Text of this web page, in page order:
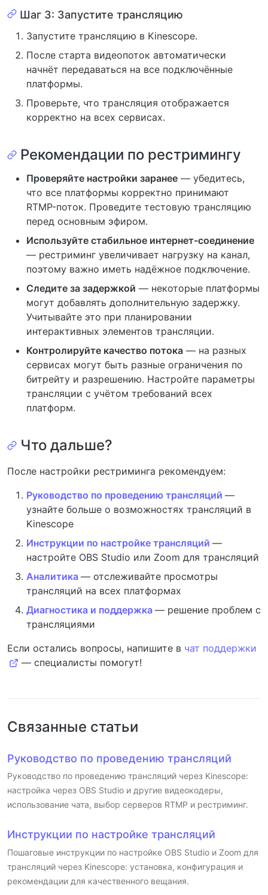
Шаг 3: Запустите трансляцию
Запустите трансляцию в Kinescope.
После старта видеопоток автоматически
начнёт передаваться на все подключённые
платформы.
Проверьте, что трансляция отображается
корректно на всех сервисах.
Рекомендации по рестримингу
Проверяйте настройки заранее — убедитесь,
что все платформы корректно принимают
RTMP-поток. Проведите тестовую трансляцию
перед основным эфиром.
Используйте стабильное интернет-соединение
— рестриминг увеличивает нагрузку на канал,
поэтому важно иметь надёжное подключение.
Следите за задержкой — некоторые платформы
могут добавлять дополнительную задержку.
Учитывайте это при планировании
интерактивных элементов трансляции.
Контролируйте качество потока — на разных
сервисах могут быть разные ограничения по
битрейту и разрешению. Настройте параметры
трансляции с учётом требований всех
платформ.
Что дальше?
После настройки рестриминга рекомендуем:
Руководство по проведению трансляций —
узнайте больше о возможностях трансляций в
Kinescope
Инструкции по настройке трансляций —
настройте OBS Studio или Zoom для трансляций
Аналитика — отслеживайте просмотры
трансляций на всех платформах
Диагностика и поддержка — решение проблем с
трансляциями
Если остались вопросы, напишите в чат поддержки
— специалисты помогут!
Связанные статьи
Руководство по проведению трансляций
Руководство по проведению трансляций через Kinescope:
настройка через OBS Studio и другие видеокодеры,
использование чата, выбор серверов RTMP и рестриминг.
Инструкции по настройке трансляций
Пошаговые инструкции по настройке OBS Studio и Zoom для
трансляций через Kinescope: установка, конфигурация и
рекомендации для качественного вещания.